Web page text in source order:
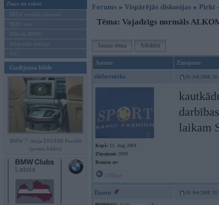
Ziņas un raksti
BMW modeļu jaunumi
BMW testi
Mēneša BMW
Sērijveida tūnings
Vel...
Gadījuma bilde
BMW 7. sērija E65/E66 Facelift
(preses bildes)
Forums » Vispārējās diskusijas » Pirkt
Tēma: Vajadzīgs normāls
Jauna tēma Atbildēt
Autors Ziņojums
shibernieks 05. Feb 2008,
Kopš: 12. Aug 2004
Ziņojumi: 5990
Braucu ar:
laikam
Damn 05. Feb 2008,